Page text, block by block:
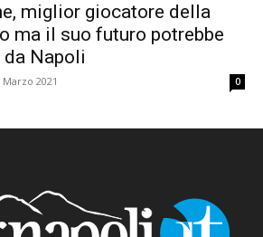
miglior giocatore della
ma il suo futuro potrebbe
Napoli
Marzo 2021 0